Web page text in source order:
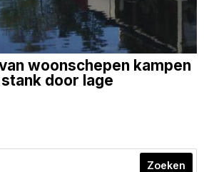
woonschepen kampen
door lage
Zoeken